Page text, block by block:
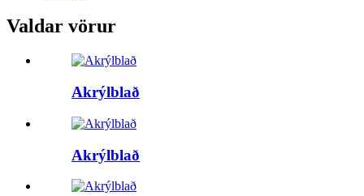
Valdar vörur
Akrýlblað
Akrýlblað